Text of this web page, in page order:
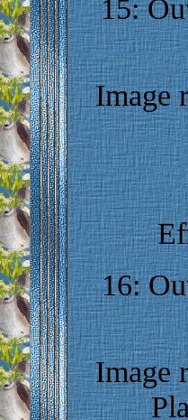
15:
Image
16:
Image